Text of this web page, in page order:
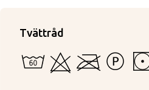
Tvättråd
60 - Kan vattentvättas i
Kan ej blekasKan inte strykas
Tål inte